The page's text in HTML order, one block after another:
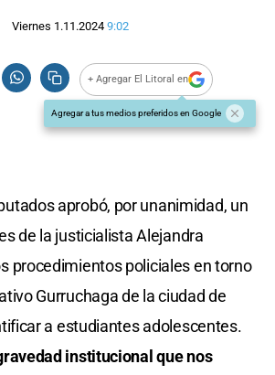
Viernes 1.11.2024 9:02
+ Agregar El Litoral en
Agregar a tus medios preferidos en Google
aprobó, por unanimidad, un
de la justicialista Alejandra
procedimientos policiales en torno
Gurruchaga de la ciudad de
a estudiantes adolescentes.
institucional que nos